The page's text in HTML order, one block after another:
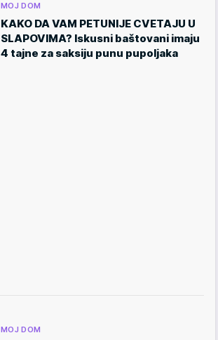
MOJ DOM
KAKO DA VAM PETUNIJE CVETAJU U
SLAPOVIMA? Iskusni baštovani imaju
4 tajne za saksiju punu pupoljaka
MOJ DOM